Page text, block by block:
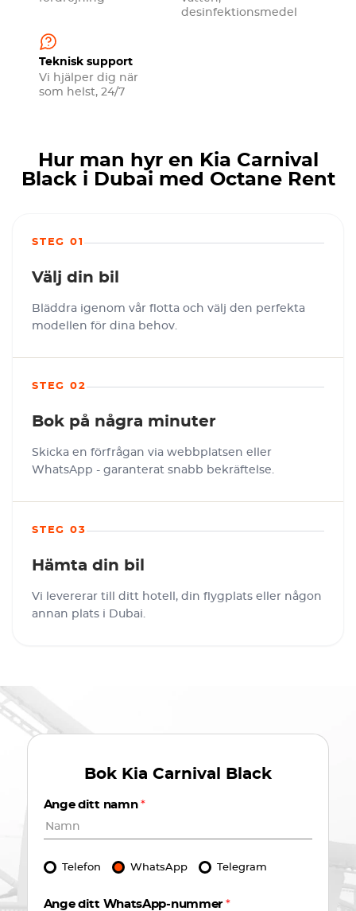
desinfektionsmedel
Teknisk support
Vi hjälper dig när
som helst, 24/7
Hur man hyr en Kia Carnival
Black i Dubai med Octane Rent
STEG 01
Välj din bil
Bläddra igenom vår flotta och välj den perfekta
modellen för dina behov.
STEG 02
Bok på några minuter
Skicka en förfrågan via webbplatsen eller
WhatsApp - garanterat snabb bekräftelse.
STEG 03
Hämta din bil
Vi levererar till ditt hotell, din flygplats eller någon
annan plats i Dubai.
Bok Kia Carnival Black
Ange ditt namn*
Telefon WhatsApp Telegram
Ange ditt WhatsApp-nummer *